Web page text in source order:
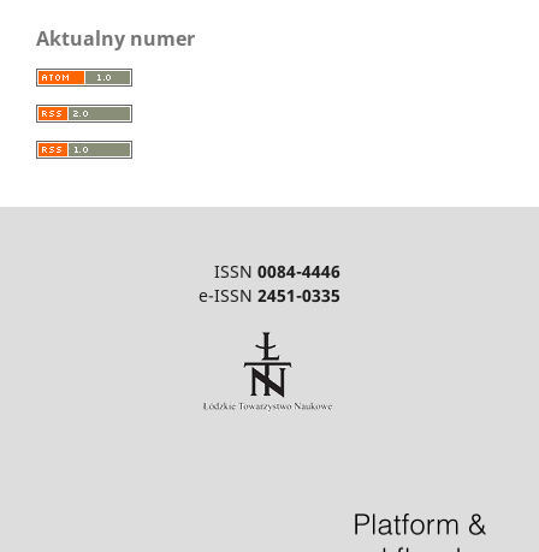
Aktualny numer
ISSN 0084-4446
e-ISSN 2451-0335